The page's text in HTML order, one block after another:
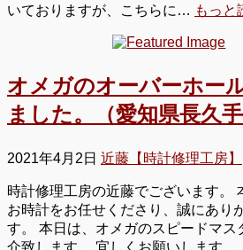
いておりますが、こちらに… もっと
オメガのオーバーホー
ました。（愛知県長久手
2021年4月2日 近藤【時計修理工房】
時計修理工房の近藤でございます。
お時計をお任せくださり、誠にあり
す。 本日は、オメガのスピードマス
介致します。 宜しくお願いします。